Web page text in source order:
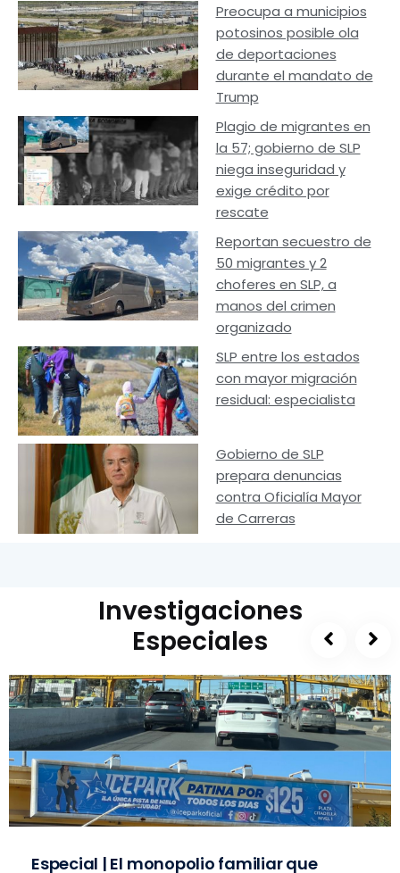
Preocupa a municipios
potosinos posible ola
de deportaciones
durante el mandato de
Trump
Plagio de migrantes en
la 57; gobierno de SLP
niega inseguridad y
exige crédito por
rescate
Reportan secuestro de
50 migrantes y 2
choferes en SLP, a
manos del crimen
organizado
SLP entre los estados
con mayor migración
residual: especialista
Gobierno de SLP
prepara denuncias
contra Oficialía Mayor
de Carreras
Investigaciones
Especiales
Especial | El monopolio familiar que